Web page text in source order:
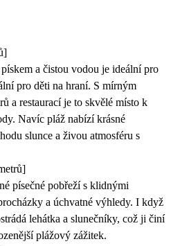
a čistou vodou je ideální pro
pro děti na hraní. S mírným
a restaurací je to skvělé místo k
Navíc pláž nabízí krásné
slunce a živou atmosféru s
písečné pobřeží s klidnými
a úchvatné výhledy. I když
lehátka a slunečníky, což ji činí
plážový zážitek.